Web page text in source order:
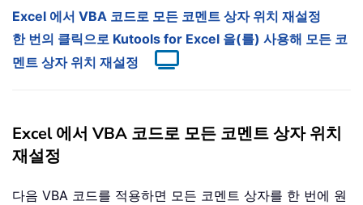
Excel 에서 VBA 코드로 모든 코멘트 상자 위치 재설정
한 번의 클릭으로 Kutools for Excel 을(를) 사용해 모든 코
멘트 상자 위치 재설정
Excel 에서 VBA 코드로 모든 코멘트 상자 위치
재설정
다음 VBA 코드를 적용하면 모든 코멘트 상자를 한 번에 원